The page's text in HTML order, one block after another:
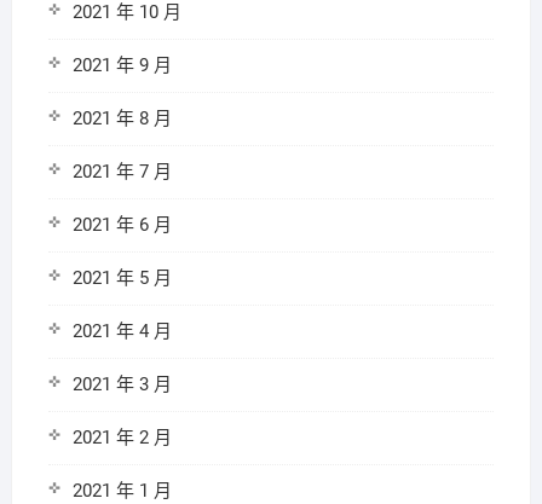
2021 年 10 月
2021 年 9 月
2021 年 8 月
2021 年 7 月
2021 年 6 月
2021 年 5 月
2021 年 4 月
2021 年 3 月
2021 年 2 月
2021 年 1 月